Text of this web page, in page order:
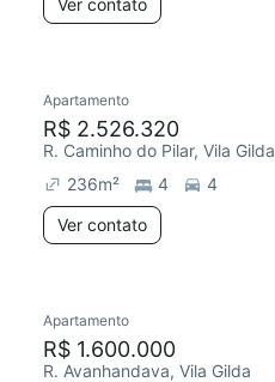
Ver contato
Apartamento
R$ 2.526.320
R. Caminho do Pilar, Vila Gilda
236m² 4
4
Ver contato
Apartamento
R$ 1.600.000
R. Avanhandava, Vila Gilda